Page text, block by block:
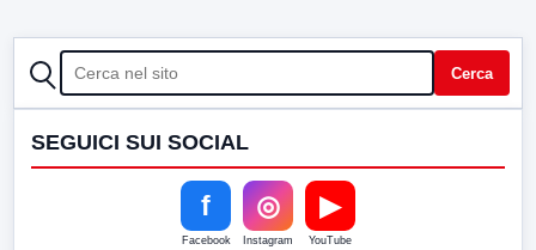
CERCA Cerca
SEGUICI SUI SOCIAL
f
Facebook
◎
Instagram
▶
YouTube